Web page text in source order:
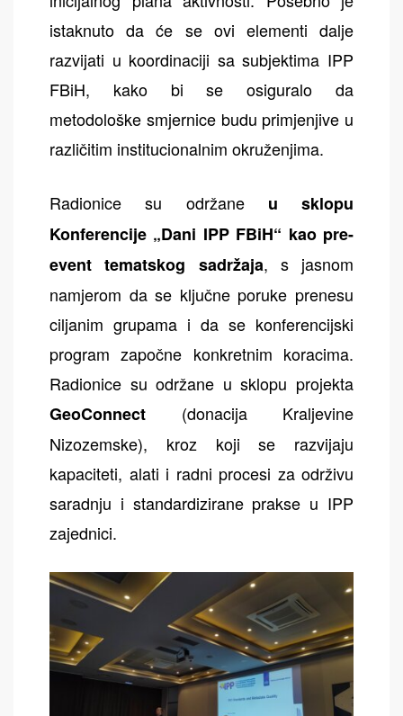
istaknuto da će se ovi elementi dalje
razvijati u koordinaciji sa subjektima IPP
FBiH, kako bi se osiguralo da
metodološke smjernice budu primjenjive u
različitim institucionalnim okruženjima.
Radionice su održane u sklopu
Konferencije „Dani IPP FBiH“ kao pre-
event tematskog sadržaja, s jasnom
namjerom da se ključne poruke prenesu
ciljanim grupama i da se konferencijski
program započne konkretnim koracima.
Radionice su održane u sklopu projekta
GeoConnect (donacija Kraljevine
Nizozemske), kroz koji se razvijaju
kapaciteti, alati i radni procesi za održivu
saradnju i standardizirane prakse u IPP
zajednici.